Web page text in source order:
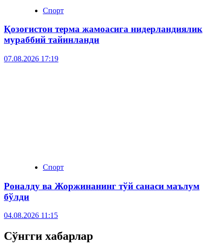
Спорт
Қозоғистон терма жамоасига нидерландиялик
мураббий тайинланди
07.08.2026 17:19
Спорт
Роналду ва Жоржинанинг тўй санаси маълум
бўлди
04.08.2026 11:15
Сўнгги хабарлар